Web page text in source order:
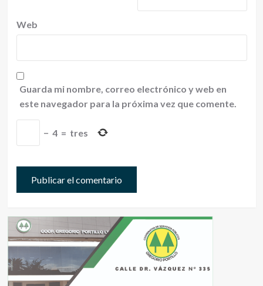
Web
Guarda mi nombre, correo electrónico y web en
este navegador para la próxima vez que comente.
− 4 = tres